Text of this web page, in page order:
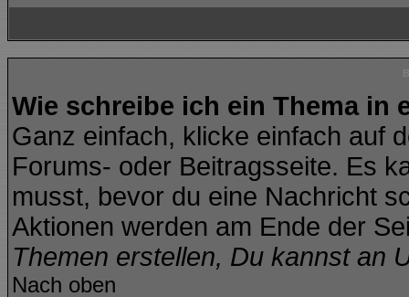
Wie schreibe ich ein Thema in
Ganz einfach, klicke einfach auf
Forums- oder Beitragsseite. Es
musst, bevor du eine Nachricht
Aktionen werden am Ende der
Themen erstellen, Du kannst an
Nach oben